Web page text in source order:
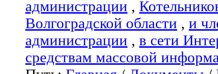
администрации ,
Волгоградской области , и
администрации , в сети
средствам массовой